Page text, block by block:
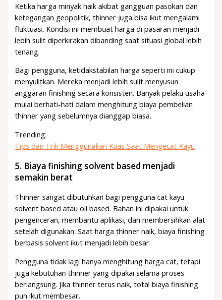
Ketika harga minyak naik akibat gangguan pasokan dan
ketegangan geopolitik, thinner juga bisa ikut mengalami
fluktuasi. Kondisi ini membuat harga di pasaran menjadi
lebih sulit diperkirakan dibanding saat situasi global lebih
tenang.
Bagi pengguna, ketidakstabilan harga seperti ini cukup
menyulitkan. Mereka menjadi lebih sulit menyusun
anggaran finishing secara konsisten. Banyak pelaku usaha
mulai berhati-hati dalam menghitung biaya pembelian
thinner yang sebelumnya dianggap biasa.
Trending:
Tips dan Trik Menggunakan Kuas Saat Mengecat Kayu
5. Biaya finishing solvent based menjadi
semakin berat
Thinner sangat dibutuhkan bagi pengguna cat kayu
solvent based atau oil based. Bahan ini dipakai untuk
pengenceran, membantu aplikasi, dan membersihkan alat
setelah digunakan. Saat harga thinner naik, biaya finishing
berbasis solvent ikut menjadi lebih besar.
Pengguna tidak lagi hanya menghitung harga cat, tetapi
juga kebutuhan thinner yang dipakai selama proses
berlangsung. Jika thinner terus naik, total biaya finishing
pun ikut membesar.